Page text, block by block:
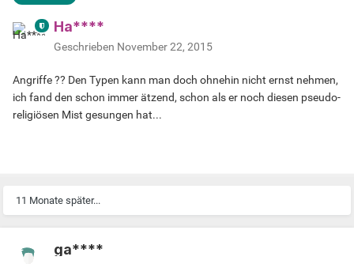
Ha****
Geschrieben November 22, 2015
Angriffe ?? Den Typen kann man doch ohnehin nicht ernst nehmen,
ich fand den schon immer ätzend, schon als er noch diesen pseudo-
religiösen Mist gesungen hat...
11 Monate später...
ga****